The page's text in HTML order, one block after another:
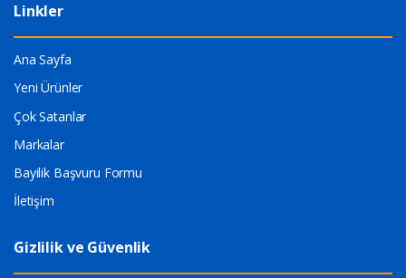
Linkler
Ana Sayfa
Yeni Ürünler
Çok Satanlar
Markalar
Bayilik Başvuru Formu
İletişim
Gizlilik ve Güvenlik